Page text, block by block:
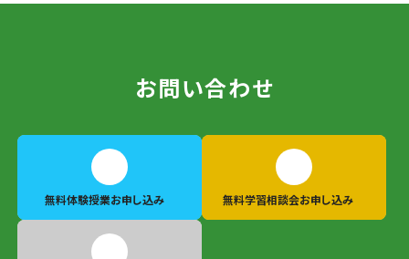
お問い合わせ
無料体験授業お申し込み 無料学習相談会お申し込み